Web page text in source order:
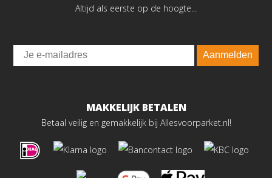
Altijd als eerste op de hoogte...
Email
Aanmelden
MAKKELIJK BETALEN
Betaal veilig en gemakkelijk bij Allesvoorparket.nl!